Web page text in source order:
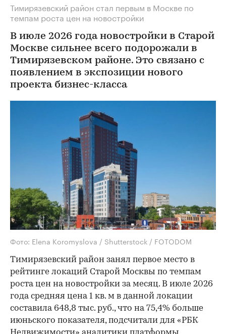
Тимирязевский район стал первым в Москве по
темпам роста цен на новостройки
В июле 2026 года новостройки в Старой
Москве сильнее всего подорожали в
Тимирязевском районе. Это связано с
появлением в экспозиции нового
проекта бизнес-класса
Фото: Elena Koromyslova / Shutterstock / FOTODOM
Тимирязевский район занял первое место в
рейтинге локаций Старой Москвы по темпам
роста цен на новостройки за месяц. В июле 2026
года средняя цена 1 кв. м в данной локации
составила 648,8 тыс. руб., что на 75,4% больше
июньского показателя, подсчитали для «РБК